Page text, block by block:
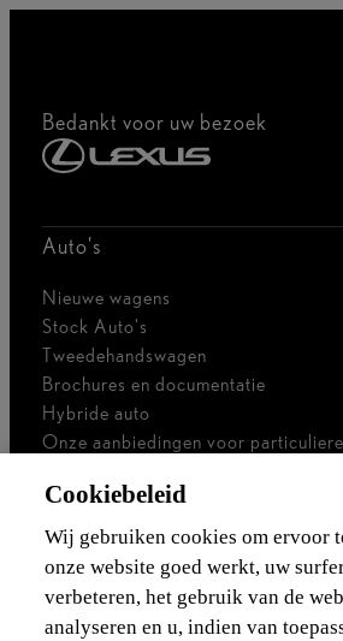
Bedankt voor uw bezoek
Auto's
Nieuwe wagens
Stock Auto's
Tweedehandswagen
Brochures en documentatie
Hybride auto
Onze aanbiedingen voor
Bedrijfswagen
Ik ben zelfstandig
Voor vlootbeheerders
Waarborgen & financieringen
Cookiebeleid
Wij gebruiken cookies om ervoor
onze website goed werkt, uw
verbeteren, het gebruik van de
analyseren en u, indien van